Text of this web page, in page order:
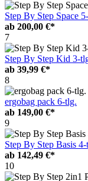
Step By Step Space
ab 200,00 €*
7
Step By Step Kid 3-
ab 39,99 €*
8
ergobag pack 6-tlg.
ab 149,00 €*
9
Step By Step Basis
ab 142,49 €*
10